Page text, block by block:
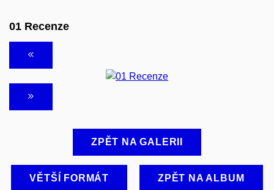
01 Recenze
ZPĚT NA GALERII
VĚTŠÍ FORMÁT ZPĚT NA ALBUM